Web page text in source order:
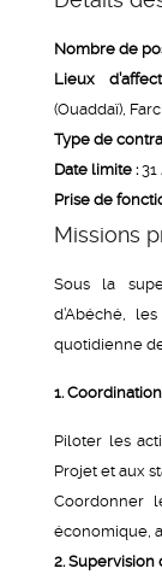
Nombre de
Lieux
(Ouaddaï),
Type de
Date limite :31
Prise de
Missions
Sous la
d’Abéché,
quotidienne
1.
Piloter les
Projet et aux
Coordonner
économique,
2. Supervision